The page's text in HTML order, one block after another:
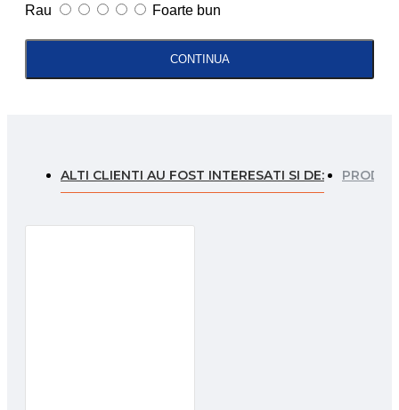
Rau Foarte bun
CONTINUA
ALTI CLIENTI AU FOST INTERESATI SI DE: